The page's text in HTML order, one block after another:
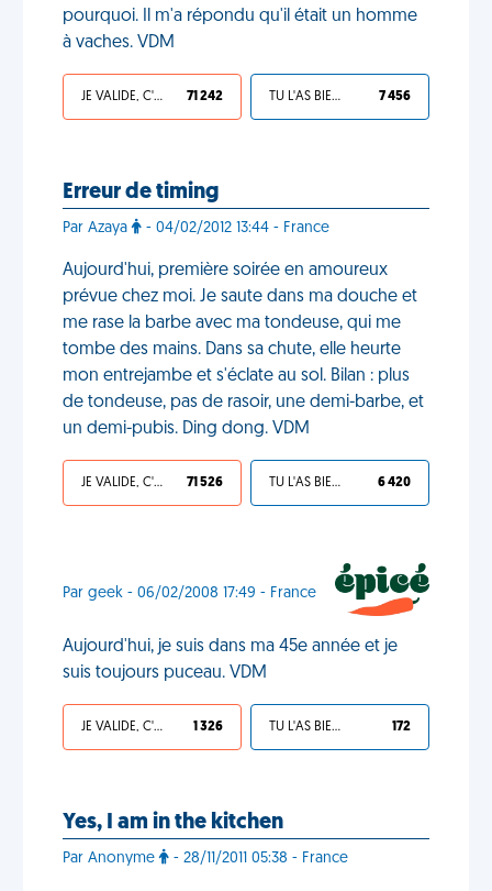
pourquoi. Il m'a répondu qu'il était un homme
à vaches. VDM
JE VALIDE, C'EST UNE VDM 71 242 TU L'AS BIEN MÉRITÉ 7 456
Erreur de timing
Par Azaya - 04/02/2012 13:44 - France
Aujourd'hui, première soirée en amoureux
prévue chez moi. Je saute dans ma douche et
me rase la barbe avec ma tondeuse, qui me
tombe des mains. Dans sa chute, elle heurte
mon entrejambe et s'éclate au sol. Bilan : plus
de tondeuse, pas de rasoir, une demi-barbe, et
un demi-pubis. Ding dong. VDM
JE VALIDE, C'EST UNE VDM 71 526 TU L'AS BIEN MÉRITÉ 6 420
Par geek - 06/02/2008 17:49 - France
Aujourd'hui, je suis dans ma 45e année et je
suis toujours puceau. VDM
JE VALIDE, C'EST UNE VDM 1 326 TU L'AS BIEN MÉRITÉ 172
Yes, I am in the kitchen
Par Anonyme - 28/11/2011 05:38 - France